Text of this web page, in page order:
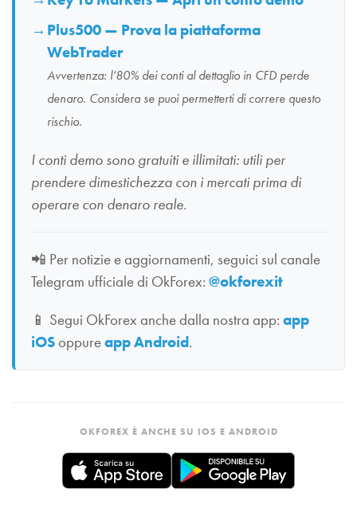
Plus500 — Prova la piattaforma
WebTrader
Avvertenza: l’80% dei conti al dettaglio in CFD perde
denaro. Considera se puoi permetterti di correre questo
rischio.
I conti demo sono gratuiti e illimitati: utili per
prendere dimestichezza con i mercati prima di
operare con denaro reale.
📲 Per notizie e aggiornamenti, seguici sul canale
Telegram ufficiale di OkForex: @okforexit
📱 Segui OkForex anche dalla nostra app: app
iOSoppureapp Android.
OKFOREX È ANCHE SU IOS E ANDROID